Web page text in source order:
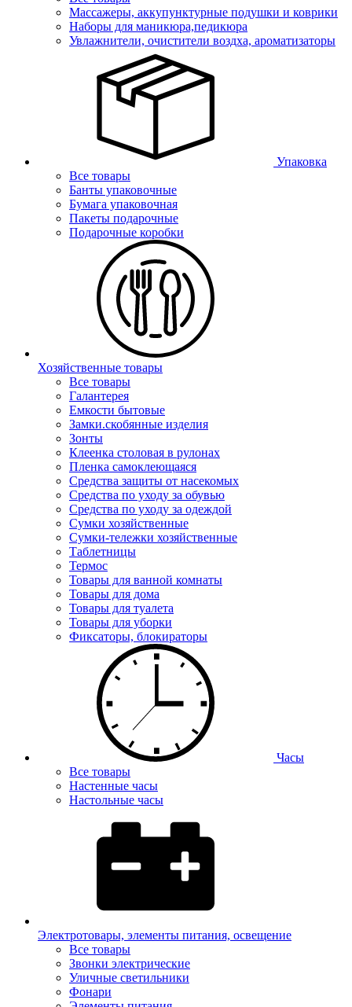
Массажеры, аккупунктурные подушки и коврики
Наборы для маникюра,педикюра
Увлажнители, очистители воздха, ароматизаторы
Упаковка
Все товары
Банты упаковочные
Бумага упаковочная
Пакеты подарочные
Подарочные коробки
Хозяйственные товары
Все товары
Галантерея
Емкости бытовые
Замки.скобянные изделия
Зонты
Клеенка столовая в рулонах
Пленка самоклеющаяся
Средства защиты от насекомых
Средства по уходу за обувью
Средства по уходу за одеждой
Сумки хозяйственные
Сумки-тележки хозяйственные
Таблетницы
Термос
Товары для ванной комнаты
Товары для дома
Товары для туалета
Товары для уборки
Фиксаторы, блокираторы
Часы
Все товары
Настенные часы
Настольные часы
Электротовары, элементы питания, освещение
Все товары
Звонки электрические
Уличные светильники
Фонари